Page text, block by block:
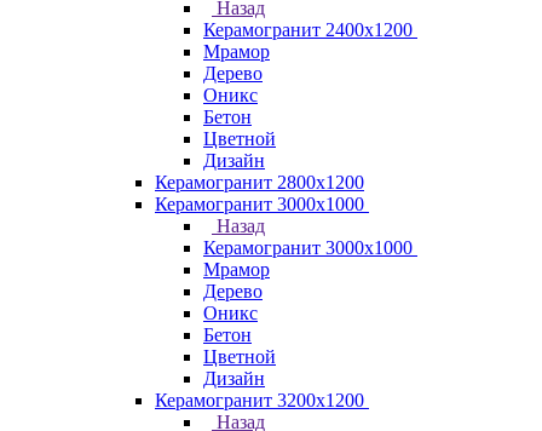
Назад
Керамогранит 2400х1200
Мрамор
Дерево
Оникс
Бетон
Цветной
Дизайн
Керамогранит 2800x1200
Керамогранит 3000х1000
Назад
Керамогранит 3000х1000
Мрамор
Дерево
Оникс
Бетон
Цветной
Дизайн
Керамогранит 3200х1200
Назад